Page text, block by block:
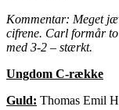
Kommentar: Meget
cifrene. Carl formår
med 3-2 – stærkt.
Ungdom C-række
Guld: Thomas Emil